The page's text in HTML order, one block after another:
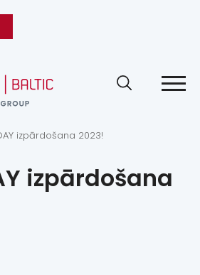
izpārdošana 2023!
izpārdošana